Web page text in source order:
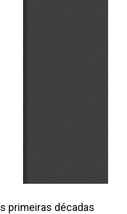
primeiras décadas